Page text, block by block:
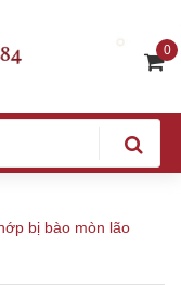
0
bị bào mòn lão